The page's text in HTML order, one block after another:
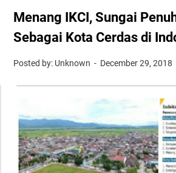
Menang IKCI, Sungai
Sebagai Kota Cerdas di
Posted by: Unknown December 29, 2018